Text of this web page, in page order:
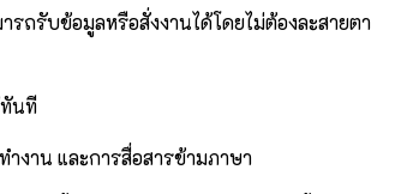
รถรับข้อมูลหรือสั่งงานได้โดยไม่ต้องละสายตา
ทันที
งาน และการสื่อสารข้ามภาษา